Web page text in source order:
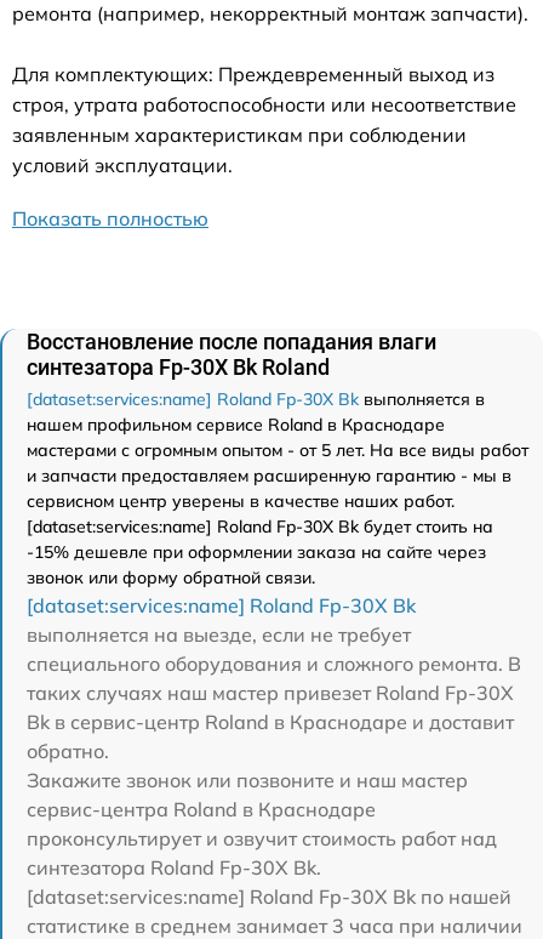
ремонта (например, некорректный монтаж запчасти).
Для комплектующих: Преждевременный выход из
строя, утрата работоспособности или несоответствие
заявленным характеристикам при соблюдении
условий эксплуатации.
Показать полностью
Восстановление после попадания влаги
синтезатора Fp-30X Bk Roland
[dataset:services:name] Roland Fp-30X Bk выполняется в
нашем профильном сервисе Roland в Краснодаре
мастерами с огромным опытом - от 5 лет. На все виды работ
и запчасти предоставляем расширенную гарантию - мы в
сервисном центр уверены в качестве наших работ.
[dataset:services:name] Roland Fp-30X Bk будет стоить на
-15% дешевле при оформлении заказа на сайте через
звонок или форму обратной связи.
[dataset:services:name] Roland Fp-30X Bk
выполняется на выезде, если не требует
специального оборудования и сложного ремонта. В
таких случаях наш мастер привезет Roland Fp-30X
Bk в сервис-центр Roland в Краснодаре и доставит
обратно.
Закажите звонок или позвоните и наш мастер
сервис-центра Roland в Краснодаре
проконсультирует и озвучит стоимость работ над
синтезатора Roland Fp-30X Bk.
[dataset:services:name] Roland Fp-30X Bk по нашей
статистике в среднем занимает 3 часа при наличии